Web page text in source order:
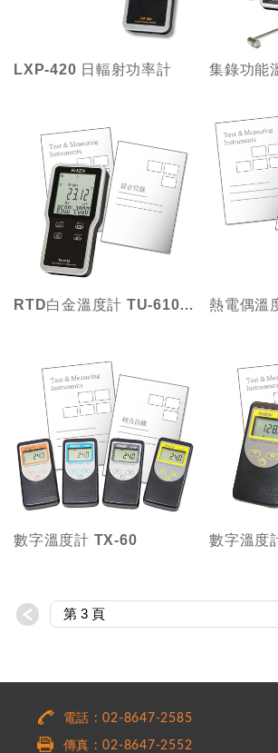
LXP-420 日輻射功率計
RTD白金溫度計 TU-6100 (防水)
數字溫度計 TX-60
＜
電話 : 02-8647-2585
傳真 : 02-8647-2552